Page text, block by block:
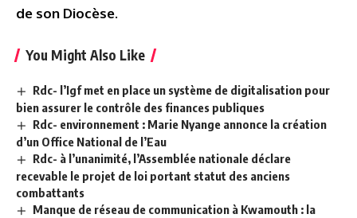
de son Diocèse.
You Might Also Like
Rdc- l’Igf met en place un système de digitalisation pour
bien assurer le contrôle des finances publiques
Rdc- environnement : Marie Nyange annonce la création
d’un Office National de l’Eau
Rdc- à l’unanimité, l’Assemblée nationale déclare
recevable le projet de loi portant statut des anciens
combattants
Manque de réseau de communication à Kwamouth : la